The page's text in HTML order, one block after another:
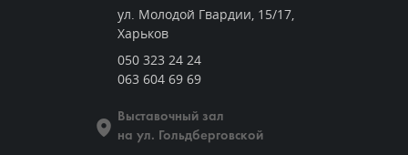
ул. Молодой Гвардии, 15/17,
Харьков
050 323 24 24
063 604 69 69
Выставочный зал
на ул. Гольдберговской